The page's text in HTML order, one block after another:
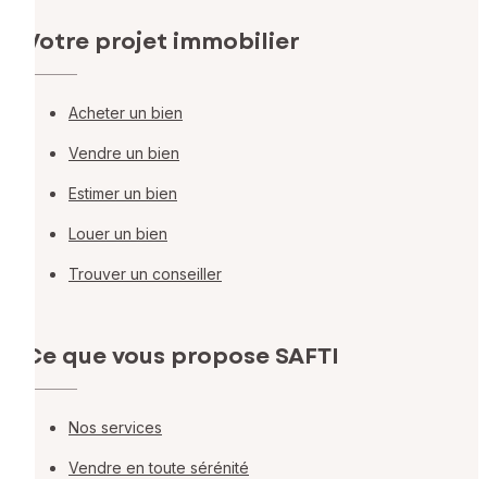
Votre projet immobilier
Acheter un bien
Vendre un bien
Estimer un bien
Louer un bien
Trouver un conseiller
Ce que vous propose SAFTI
Nos services
Vendre en toute sérénité